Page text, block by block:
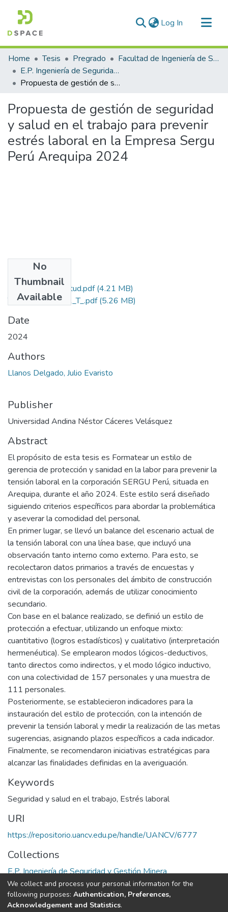
Log In (current)
Communities & Collections
All of DSpace
Statistics
Home Tesis Pregrado
Facultad de Ingeniería de Sistemas
E.P. Ingeniería de Seguridad y Gestión Minera
Propuesta de gestión de seguridad y salud en el trabajo para prevenir estrés laboral en la Empresa Sergu Perú Arequipa 2024
Propuesta de gestión de seguridad
y salud en el trabajo para prevenir
estrés laboral en la Empresa Sergu
Perú Arequipa 2024
No
Thumbnail
Available
Grado de Similitud.pdf(4.21 MB)
T036_45864922_T_.pdf(5.26 MB)
Date
2024
Authors
Llanos Delgado, Julio Evaristo
Publisher
Universidad Andina Néstor Cáceres Velásquez
Abstract
El propósito de esta tesis es Formatear un estilo de
gerencia de protección y sanidad en la labor para prevenir la
tensión laboral en la corporación SERGU Perú, situada en
Arequipa, durante el año 2024. Este estilo será diseñado
siguiendo criterios específicos para abordar la problemática
y aseverar la comodidad del personal.
En primer lugar, se llevó un balance del escenario actual de
la tensión laboral con una línea base, que incluyó una
observación tanto interno como externo. Para esto, se
recolectaron datos primarios a través de encuestas y
entrevistas con los personales del ámbito de construcción
civil de la corporación, además de utilizar conocimiento
secundario.
Con base en el balance realizado, se definió un estilo de
protección a efectuar, utilizando un enfoque mixto:
cuantitativo (logros estadísticos) y cualitativo (interpretación
hermenéutica). Se emplearon modos lógicos-deductivos,
tanto directos como indirectos, y el modo lógico inductivo,
con una colectividad de 157 personales y una muestra de
111 personales.
Posteriormente, se establecieron indicadores para la
instauración del estilo de protección, con la intención de
prevenir la tensión laboral y medir la realización de las metas
sugerencias, asignando plazos específicos a cada indicador.
Finalmente, se recomendaron iniciativas estratégicas para
alcanzar las finalidades definidas en la averiguación.
Keywords
Seguridad y salud en el trabajo, Estrés laboral
URI
https://repositorio.uancv.edu.pe/handle/UANCV/6777
Collections
E.P. Ingeniería de Seguridad y Gestión Minera
Full item page
We collect and process your personal information for the
following purposes: Authentication, Preferences,
Acknowledgement and Statistics.